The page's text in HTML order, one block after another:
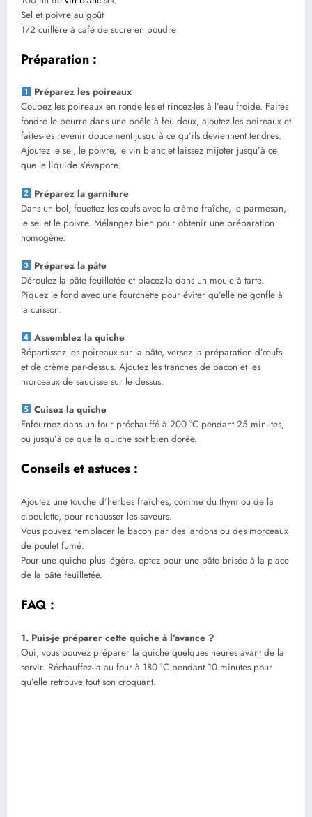
Sel et poivre au goût
1/2 cuillère à café de sucre en poudre
Préparation :
Préparez les poireaux
Coupez les poireaux en rondelles et rincez-les à l’eau froide. Faites
fondre le beurre dans une poêle à feu doux, ajoutez les poireaux et
faites-les revenir doucement jusqu’à ce qu’ils deviennent tendres.
Ajoutez le sel, le poivre, le vin blanc et laissez mijoter jusqu’à ce
que le liquide s’évapore.
Préparez la garniture
Dans un bol, fouettez les œufs avec la crème fraîche, le parmesan,
le sel et le poivre. Mélangez bien pour obtenir une préparation
homogène.
Préparez la pâte
Déroulez la pâte feuilletée et placez-la dans un moule à tarte.
Piquez le fond avec une fourchette pour éviter qu’elle ne gonfle à
la cuisson.
Assemblez la quiche
Répartissez les poireaux sur la pâte, versez la préparation d’œufs
et de crème par-dessus. Ajoutez les tranches de bacon et les
morceaux de saucisse sur le dessus.
Cuisez la quiche
Enfournez dans un four préchauffé à 200 °C pendant 25 minutes,
ou jusqu’à ce que la quiche soit bien dorée.
Conseils et astuces :
Ajoutez une touche d’herbes fraîches, comme du thym ou de la
ciboulette, pour rehausser les saveurs.
Vous pouvez remplacer le bacon par des lardons ou des morceaux
de poulet fumé.
Pour une quiche plus légère, optez pour une pâte brisée à la place
de la pâte feuilletée.
FAQ :
1. Puis-je préparer cette quiche à l’avance ?
Oui, vous pouvez préparer la quiche quelques heures avant de la
servir. Réchauffez-la au four à 180 °C pendant 10 minutes pour
qu’elle retrouve tout son croquant.